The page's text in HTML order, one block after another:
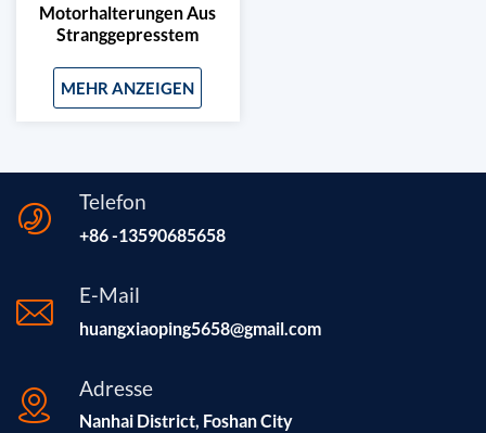
Motorhalterungen Aus
Stranggepresstem
Kraftfahrzeuge
MEHR ANZEIGEN
Telefon
+86 -13590685658
E-Mail
huangxiaoping5658@gmail.com
Adresse
Nanhai District, Foshan City